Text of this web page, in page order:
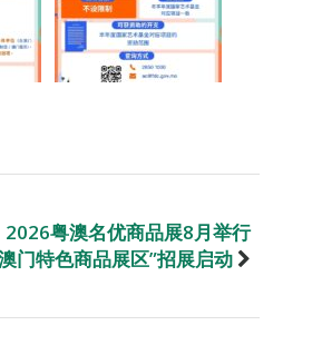
2026粤澳名优商品展8月举行
门特色商品展区”招展启动